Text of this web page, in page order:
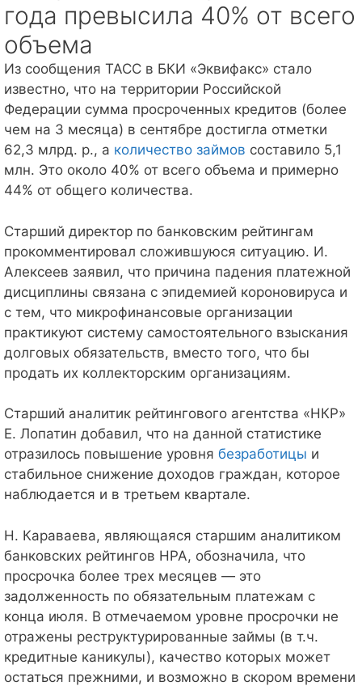
года превысила 40% от всего
объема
Из сообщения ТАСС в БКИ «Эквифакс» стало
известно, что на территории Российской
Федерации сумма просроченных кредитов (более
чем на 3 месяца) в сентябре достигла отметки
62,3 млрд. р., а количество займов составило 5,1
млн. Это около 40% от всего объема и примерно
44% от общего количества.
Старший директор по банковским рейтингам
прокомментировал сложившуюся ситуацию. И.
Алексеев заявил, что причина падения платежной
дисциплины связана с эпидемией короновируса и
с тем, что микрофинансовые организации
практикуют систему самостоятельного взыскания
долговых обязательств, вместо того, что бы
продать их коллекторским организациям.
Старший аналитик рейтингового агентства «НКР»
Е. Лопатин добавил, что на данной статистике
отразилось повышение уровня безработицы и
стабильное снижение доходов граждан, которое
наблюдается и в третьем квартале.
Н. Караваева, являющаяся старшим аналитиком
банковских рейтингов НРА, обозначила, что
просрочка более трех месяцев — это
задолженность по обязательным платежам с
конца июля. В отмечаемом уровне просрочки не
отражены реструктурированные займы (в т.ч.
кредитные каникулы), качество которых может
остаться прежними, и возможно в скором времени